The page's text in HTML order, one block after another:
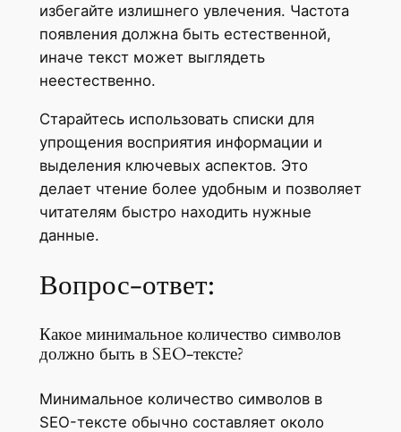
избегайте излишнего увлечения. Частота
появления должна быть естественной,
иначе текст может выглядеть
неестественно.
Старайтесь использовать списки для
упрощения восприятия информации и
выделения ключевых аспектов. Это
делает чтение более удобным и позволяет
читателям быстро находить нужные
данные.
Вопрос-ответ:
Какое минимальное количество символов
должно быть в SEO-тексте?
Минимальное количество символов в
SEO-тексте обычно составляет около